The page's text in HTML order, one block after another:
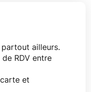
ailleurs.
RDV entre
et